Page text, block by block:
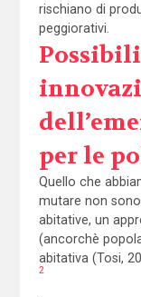
rischiano di
peggiorativi.
per le
Quello che
mutare non
abitative, un
(ancorchè
abitativa (Tosi,
2